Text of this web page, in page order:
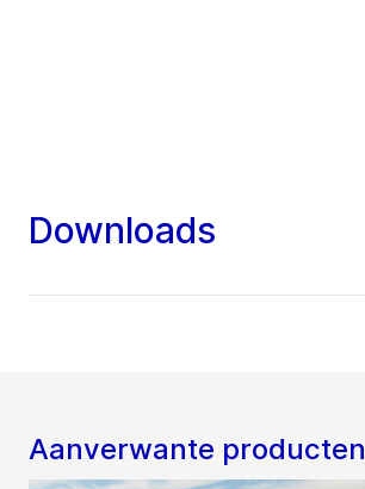
Downloads
Aanverwante producten